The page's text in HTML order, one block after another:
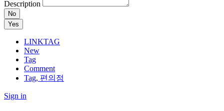
Description
No
Yes
LINKTAG
New
Tag
Comment
Tag, 편의점
Sign in